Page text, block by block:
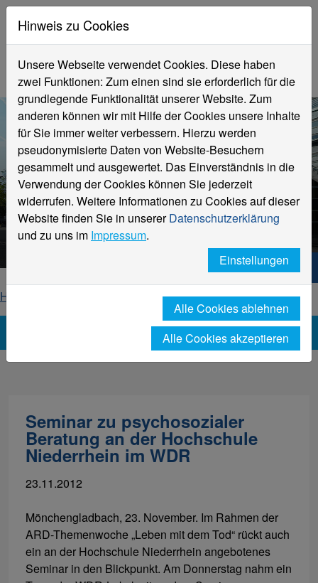
Aktuelle Meldungen
Hochschule Niederrhein
Hochschule Niederrhein. Dein Weg.
Home
News-Detailseite
Seminar zu psychosozialer
Beratung an der Hochschule
Niederrhein im WDR
23.11.2012
Mönchengladbach, 23. November. Im Rahmen der
ARD-Themenwoche „Leben mit dem Tod“ rückt auch
ein an der Hochschule Niederrhein angebotenes
Seminar in den Blickpunkt. Am Donnerstag nahm ein
Hinweis zu Cookies
Unsere Webseite verwendet Cookies. Diese haben
zwei Funktionen: Zum einen sind sie erforderlich für die
grundlegende Funktionalität unserer Website. Zum
anderen können wir mit Hilfe der Cookies unsere Inhalte
für Sie immer weiter verbessern. Hierzu werden
pseudonymisierte Daten von Website-Besuchern
gesammelt und ausgewertet. Das Einverständnis in die
Verwendung der Cookies können Sie jederzeit
widerrufen. Weitere Informationen zu Cookies auf dieser
Website finden Sie in unsererDatenschutzerklärung
und zu uns im Impressum.
Einstellungen
Alle Cookies ablehnen
Alle Cookies akzeptieren